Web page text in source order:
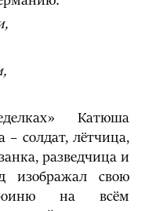
Катюша
– солдат, лётчица,
разведчица и
изображал свою
на всём